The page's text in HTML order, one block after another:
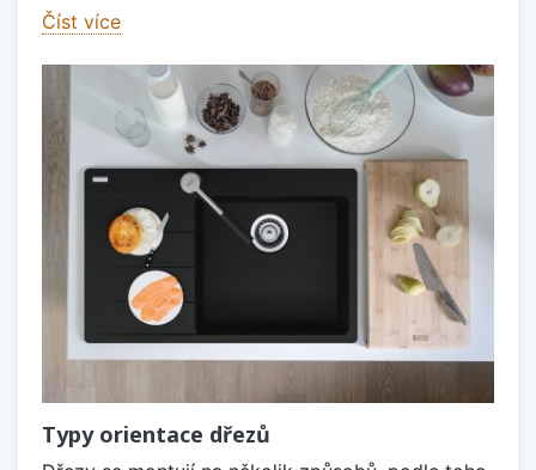
Číst více
Typy orientace dřezů